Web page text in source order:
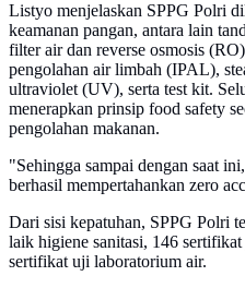
Listyo menjelaskan SPPG Polri
keamanan pangan, antara lain
filter air dan reverse osmosis
pengolahan air limbah (IPAL),
ultraviolet (UV), serta test kit.
menerapkan prinsip food safety
pengolahan makanan.
"Sehingga sampai dengan saat
berhasil mempertahankan zero
Dari sisi kepatuhan, SPPG Polri
laik higiene sanitasi, 146
sertifikat uji laboratorium air.